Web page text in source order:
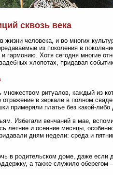
сквозь века
человека, и во многих
из поколения в
гармонию. Хотя сегодня многие
хлопотах, придавая
множеством ритуалов, каждый из
отражение в зеркале в полном
примеряли платье без какой-
Избегали венчаний в мае,
летние и осенние месяцы,
дням недели: среда и
в родительском доме, даже если
а также служило оберегом